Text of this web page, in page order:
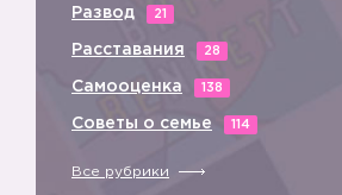
Развод 21
Расставания 28
Самооценка 138
Советы о семье 114
Все рубрики